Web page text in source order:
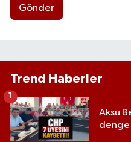
Gönder
Trend Haberler
Aksu
1